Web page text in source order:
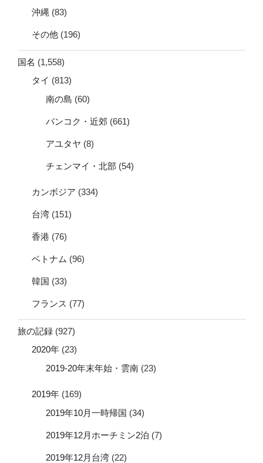
沖縄 (83)
その他 (196)
国名 (1,558)
タイ (813)
南の島 (60)
バンコク・近郊 (661)
アユタヤ (8)
チェンマイ・北部 (54)
カンボジア (334)
台湾 (151)
香港 (76)
ベトナム (96)
韓国 (33)
フランス (77)
旅の記録 (927)
2020年 (23)
2019-20年末年始・雲南 (23)
2019年 (169)
2019年10月一時帰国 (34)
2019年12月ホーチミン2泊 (7)
2019年12月台湾 (22)